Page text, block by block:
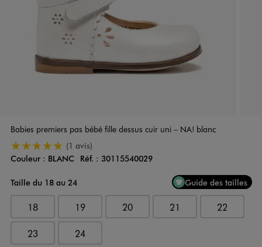
Babies premiers pas bébé fille dessus cuir uni – NA! blanc
5/5 de moyenne(1 avis)
Couleur
Couleur : BLANC Réf. : 30115540029
Taille du 18 au 24
Guide des tailles
18 19 20 21 22
23 24